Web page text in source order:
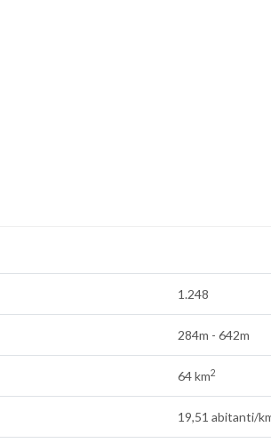
1.248
284m - 642m
64 km2
19,51 abitanti/